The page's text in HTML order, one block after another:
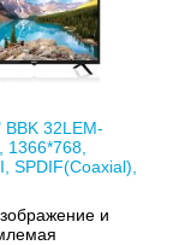
32LEM-
1366*768,
SPDIF(Coaxial),
и